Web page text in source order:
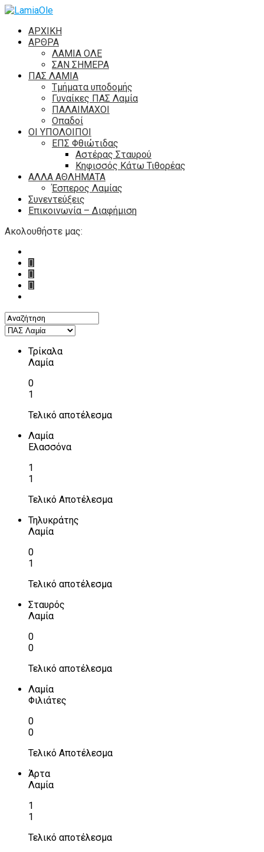
ΑΡΧΙΚΗ
ΑΡΘΡΑ
ΛΑΜΙΑ ΟΛΕ
ΣΑΝ ΣΗΜΕΡΑ
ΠΑΣ ΛΑΜΙΑ
Τμήματα υποδομής
Γυναίκες ΠΑΣ Λαμία
ΠΑΛΑΙΜΑΧΟΙ
Οπαδοί
ΟΙ ΥΠΟΛΟΙΠΟΙ
ΕΠΣ Φθιώτιδας
Αστέρας Σταυρού
Κηφισσός Κάτω Τιθορέας
ΑΛΛΑ ΑΘΛΗΜΑΤΑ
Έσπερος Λαμίας
Συνεντεύξεις
Επικοινωνία – Διαφήμιση
Ακολουθήστε μας:
Τρίκαλα
Λαμία
0
1
Τελικό αποτέλεσμα
Λαμία
Ελασσόνα
1
1
Τελικό Αποτέλεσμα
Τηλυκράτης
Λαμία
0
1
Τελικό αποτέλεσμα
Σταυρός
Λαμία
0
0
Τελικό αποτέλεσμα
Λαμία
Φιλιάτες
0
0
Τελικό Αποτέλεσμα
Άρτα
Λαμία
1
1
Τελικό αποτέλεσμα